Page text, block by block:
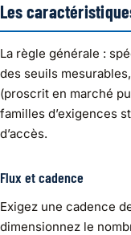
Les
La règle générale :
des seuils
(proscrit en marché
familles d’exigences
d’accès.
Flux et cadence
Exigez une cadence
dimensionnez le